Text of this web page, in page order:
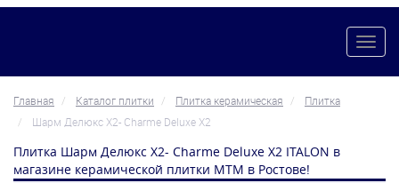
Главная Каталог плитки Плитка керамическая
Плитка
Шарм Делюкс Х2- Charme Deluxe X2
Плитка Шарм Делюкс Х2- Charme Deluxe X2 ITALON в
магазине керамической плитки МТМ в Ростове!